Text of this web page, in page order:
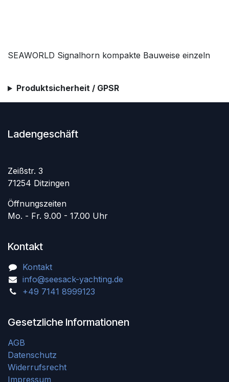
SEAWORLD Signalhorn kompakte Bauweise einzeln
Produktsicherheit / GPSR
Ladengeschäft
Zeißstr. 3
71254 Ditzingen
Öffnungszeiten
Mo. - Fr. 9.00 - 17.00 Uhr
Kontakt
Kontakt
info@seesack-yachting.de
+49 7141 8999123
Gesetzliche Informationen
AGB
Datenschutz
Widerrufsrecht
Impressum